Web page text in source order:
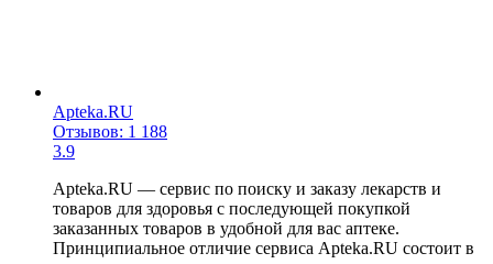
Apteka.RU
Отзывов: 1 188
3.9
Apteka.RU — сервис по поиску и заказу лекарств и
товаров для здоровья с последующей покупкой
заказанных товаров в удобной для вас аптеке.
Принципиальное отличие сервиса Apteka.RU состоит в